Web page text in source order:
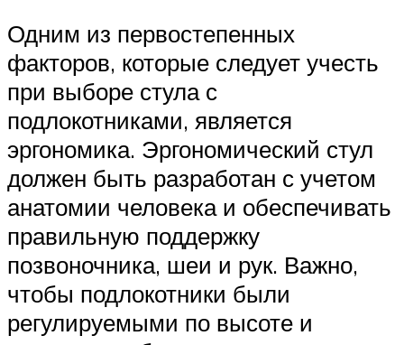
Одним из первостепенных
факторов, которые следует учесть
при выборе стула с
подлокотниками, является
эргономика. Эргономический стул
должен быть разработан с учетом
анатомии человека и обеспечивать
правильную поддержку
позвоночника, шеи и рук. Важно,
чтобы подлокотники были
регулируемыми по высоте и